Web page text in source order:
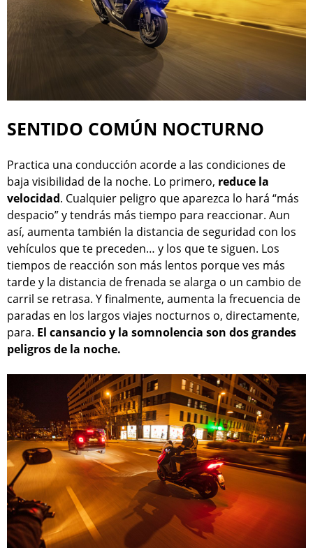
SENTIDO COMÚN NOCTURNO
Practica una conducción acorde a las condiciones de
baja visibilidad de la noche. Lo primero, reduce la
velocidad. Cualquier peligro que aparezca lo hará “más
despacio” y tendrás más tiempo para reaccionar. Aun
así, aumenta también la distancia de seguridad con los
vehículos que te preceden… y los que te siguen. Los
tiempos de reacción son más lentos porque ves más
tarde y la distancia de frenada se alarga o un cambio de
carril se retrasa. Y finalmente, aumenta la frecuencia de
paradas en los largos viajes nocturnos o, directamente,
para. El cansancio y la somnolencia son dos grandes
peligros de la noche.